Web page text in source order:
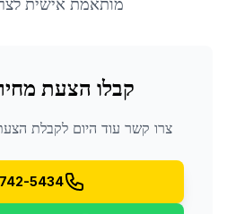
מותאמת אישית
קבלו הצעת
צרו קשר עוד היום לקבלת
5434